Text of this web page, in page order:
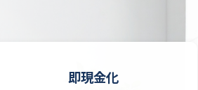
即現金化